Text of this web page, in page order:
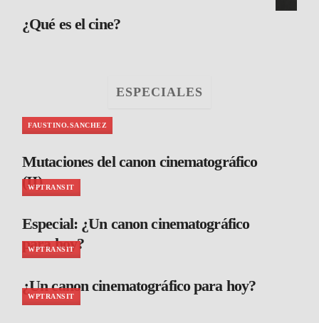
¿Qué es el cine?
ESPECIALES
FAUSTINO.SANCHEZ
Mutaciones del canon cinematográfico
(II)
WPTRANSIT
Especial: ¿Un canon cinematográfico
para hoy?
WPTRANSIT
¿Un canon cinematográfico para hoy?
WPTRANSIT